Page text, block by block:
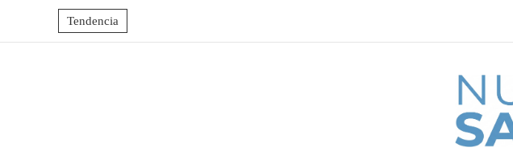
Tendencia